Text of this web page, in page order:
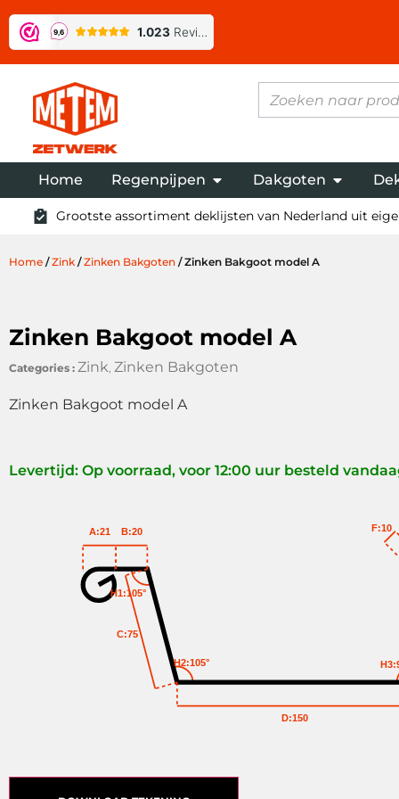
Home Regenpijpen Dakgoten
Grootste assortiment deklijsten van Nederland uit
Home /Zink /Zinken Bakgoten / Zinken Bakgoot model A
Zinken Bakgoot model A
Categories : Zink Zinken Bakgoten
Zinken Bakgoot model A
Levertijd: Op voorraad, voor 12:00 uur besteld
A:21 B:20
C:75
H1:105°
D:150
H2:105°
F:10